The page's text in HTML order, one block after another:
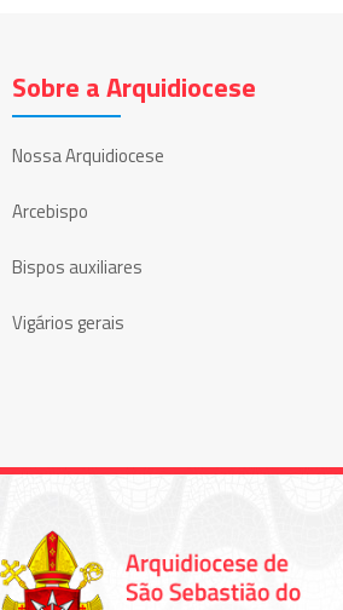
Sobre a Arquidiocese
Nossa Arquidiocese
Arcebispo
Bispos auxiliares
Vigários gerais